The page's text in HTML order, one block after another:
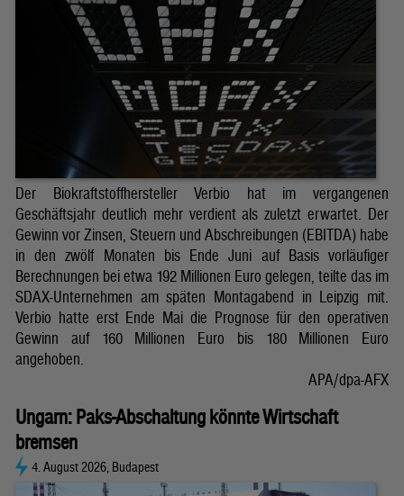
Der Biokraftstoffhersteller Verbio hat im vergangenen
Geschäftsjahr deutlich mehr verdient als zuletzt erwartet. Der
Gewinn vor Zinsen, Steuern und Abschreibungen (EBITDA) habe
in den zwölf Monaten bis Ende Juni auf Basis vorläufiger
Berechnungen bei etwa 192 Millionen Euro gelegen, teilte das im
SDAX-Unternehmen am späten Montagabend in Leipzig mit.
Verbio hatte erst Ende Mai die Prognose für den operativen
Gewinn auf 160 Millionen Euro bis 180 Millionen Euro
angehoben.
APA/dpa-AFX
Ungarn: Paks-Abschaltung könnte Wirtschaft
bremsen
4. August 2026, Budapest